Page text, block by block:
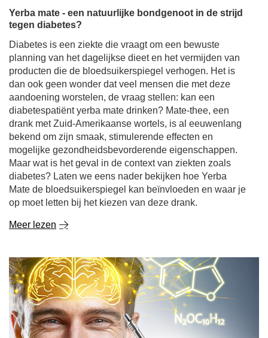
Yerba mate - een natuurlijke bondgenoot in de strijd
tegen diabetes?
Diabetes is een ziekte die vraagt om een bewuste
planning van het dagelijkse dieet en het vermijden van
producten die de bloedsuikerspiegel verhogen. Het is
dan ook geen wonder dat veel mensen die met deze
aandoening worstelen, de vraag stellen: kan een
diabetespatiënt yerba mate drinken? Mate-thee, een
drank met Zuid-Amerikaanse wortels, is al eeuwenlang
bekend om zijn smaak, stimulerende effecten en
mogelijke gezondheidsbevorderende eigenschappen.
Maar wat is het geval in de context van ziekten zoals
diabetes? Laten we eens nader bekijken hoe Yerba
Mate de bloedsuikerspiegel kan beïnvloeden en waar je
op moet letten bij het kiezen van deze drank.
Meer lezen